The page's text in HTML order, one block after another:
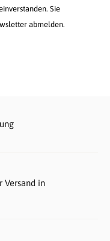
Sie
abmelden.
Versand in